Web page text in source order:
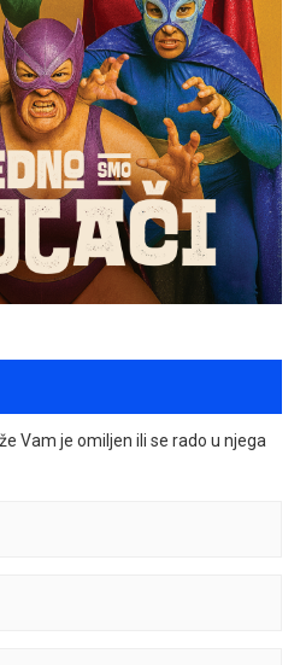
Vam je omiljen ili se rado u njega